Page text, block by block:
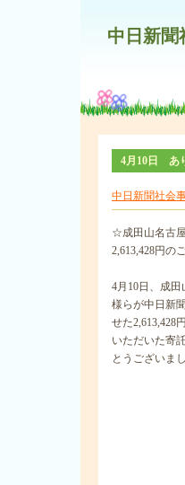
中日新聞
4月10日 あ
中日新聞社会
☆成田山名古
2,613,428円の
4月10日、成
様らが中日新
せた2,613,428
いただいた寄
とうございまし